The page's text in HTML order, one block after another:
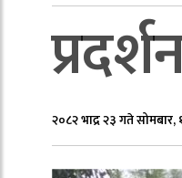
२०८२ भाद्र २३ गते सोमबार,